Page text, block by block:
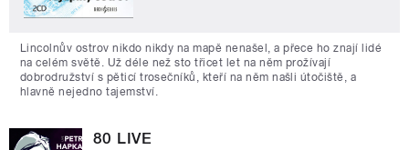
Lincolnův ostrov nikdo nikdy na mapě nenašel, a přece ho znají lidé
na celém světě. Už déle než sto třicet let na něm prožívají
dobrodružství s pěticí trosečníků, kteří na něm našli útočiště, a
hlavně nejedno tajemství.
80 LIVE